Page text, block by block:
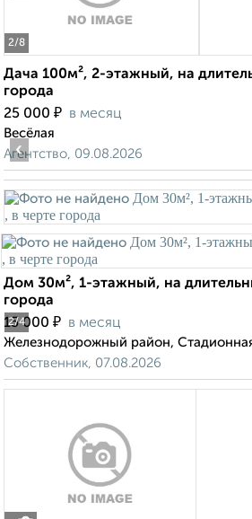
2/8
Дача 100м², 2-этажный, на
города
25 000 ₽ в месяц
Весёлая
Агентство, 09.08.2026
2/4
‹
Дом 30м², 1-этажный, на
города
15 000 ₽ в месяц
Железнодорожный район,
Собственник, 07.08.2026